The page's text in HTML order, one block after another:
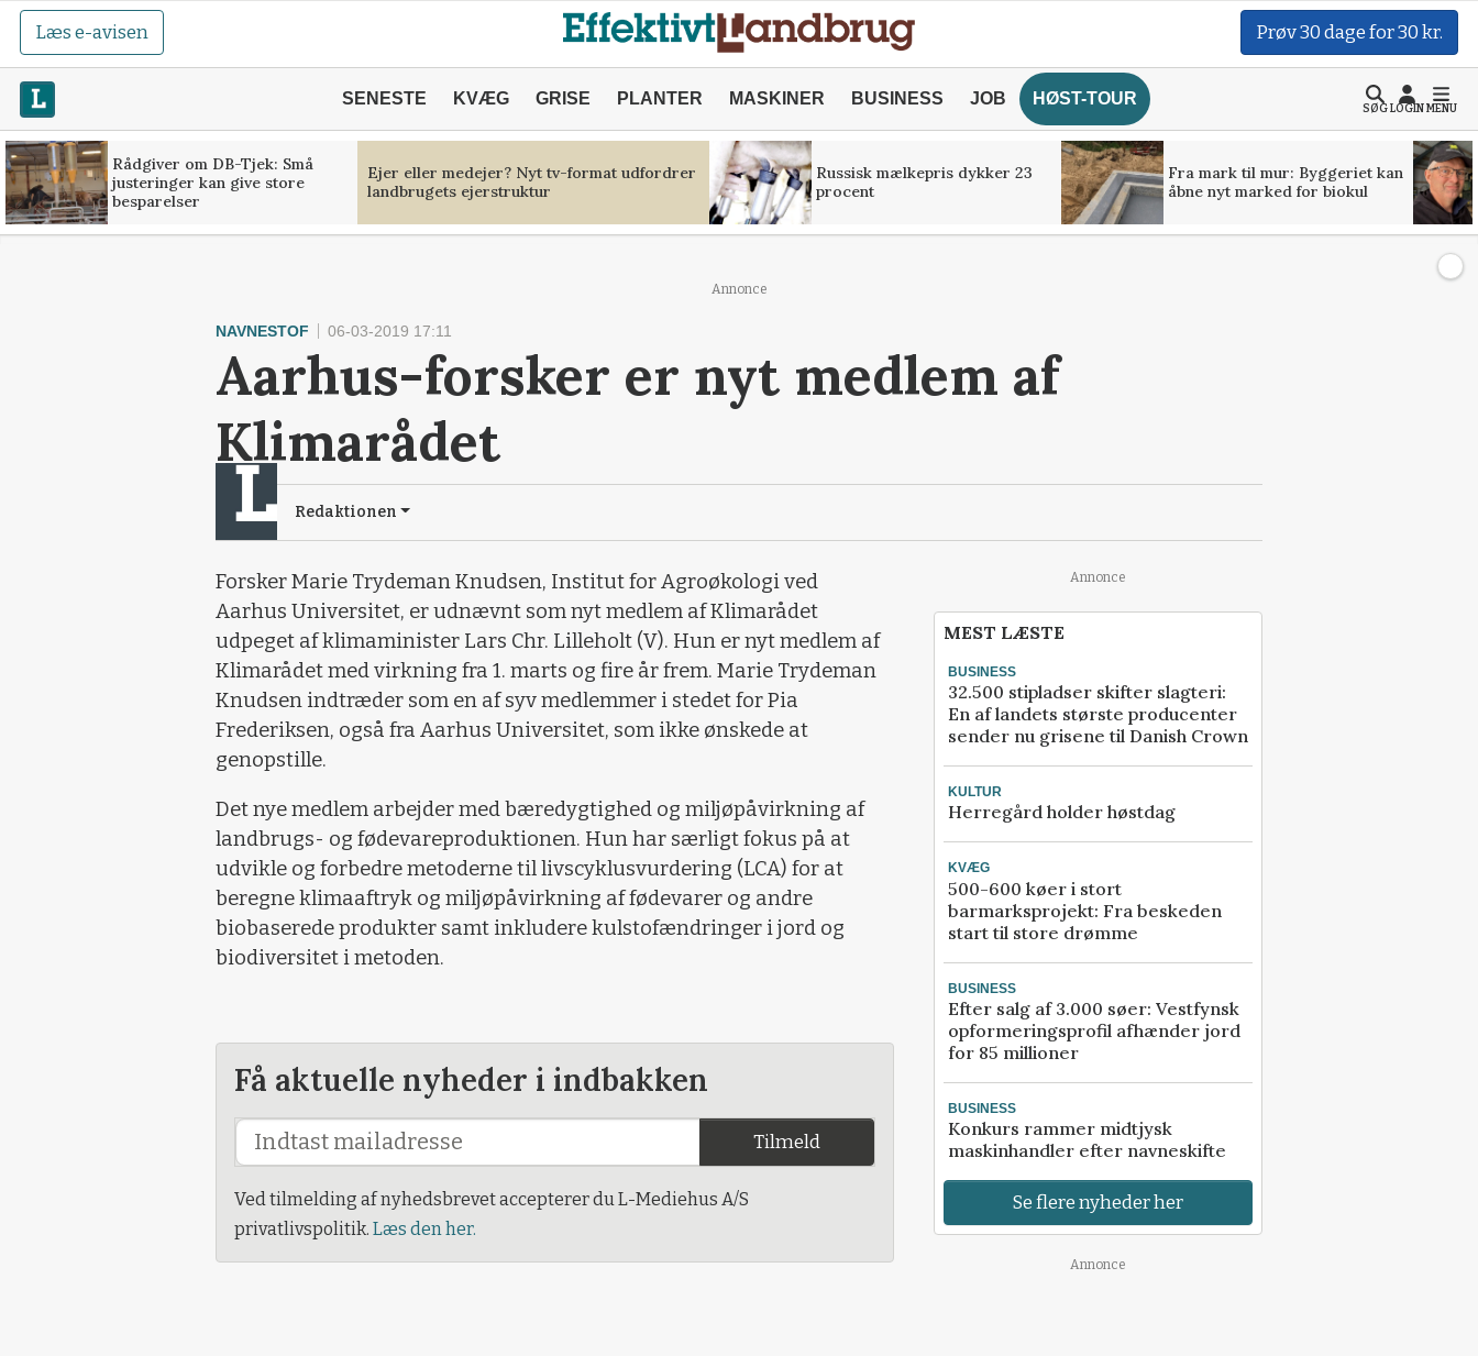
Læs e-avisen Prøv 30 dage for 30 kr.
SENESTE KVÆG GRISE PLANTER MASKINER BUSINESS JOB HØST-TOUR
SØGLOGINMENU
Rådgiver om DB-Tjek: Små
justeringer kan give store
besparelser
Ejer eller medejer? Nyt tv-format udfordrer
landbrugets ejerstruktur
Russisk mælkepris dykker 23
procent
Fra mark til mur: Byggeriet kan
åbne nyt marked for biokul
Annonce
NAVNESTOF 06-03-2019 17:11
Aarhus-forsker er nyt medlem af
Klimarådet
Redaktionen
Forsker Marie Trydeman Knudsen, Institut for Agroøkologi ved
Aarhus Universitet, er udnævnt som nyt medlem af Klimarådet
udpeget af klimaminister Lars Chr. Lilleholt (V). Hun er nyt medlem af
Klimarådet med virkning fra 1. marts og fire år frem. Marie Trydeman
Knudsen indtræder som en af syv medlemmer i stedet for Pia
Frederiksen, også fra Aarhus Universitet, som ikke ønskede at
genopstille.
Det nye medlem arbejder med bæredygtighed og miljøpåvirkning af
landbrugs- og fødevareproduktionen. Hun har særligt fokus på at
udvikle og forbedre metoderne til livscyklusvurdering (LCA) for at
beregne klimaaftryk og miljøpåvirkning af fødevarer og andre
biobaserede produkter samt inkludere kulstofændringer i jord og
biodiversitet i metoden.
Få aktuelle nyheder i indbakken
Tilmeld
Ved tilmelding af nyhedsbrevet accepterer du L-Mediehus A/S
privatlivspolitik. Læs den her.
Annonce
MEST LÆSTE
BUSINESS
32.500 stipladser skifter slagteri:
En af landets største producenter
sender nu grisene til Danish Crown
KULTUR
Herregård holder høstdag
KVÆG
500-600 køer i stort
barmarksprojekt: Fra beskeden
start til store drømme
BUSINESS
Efter salg af 3.000 søer: Vestfynsk
opformeringsprofil afhænder jord
for 85 millioner
BUSINESS
Konkurs rammer midtjysk
maskinhandler efter navneskifte
Se flere nyheder her
Annonce